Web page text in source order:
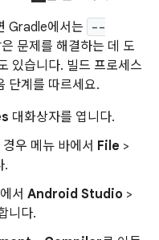
Gradle에서는
--
문제를 해결하는 데 도
있습니다. 빌드 프로세스
단계를 따르세요.
대화상자를 엽니다.
우 메뉴 바에서 File >
.
서 Android Studio >
니다.